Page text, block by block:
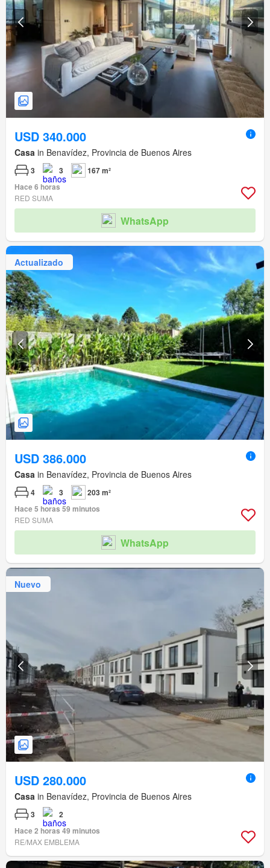
USD 340.000
Casa in Benavídez, Provincia de Buenos Aires
3 3
167 m²
Hace 6 horas
RED SUMA
WhatsApp
Actualizado
USD 386.000
Casa in Benavídez, Provincia de Buenos Aires
4 3
203 m²
Hace 5 horas 59 minutos
RED SUMA
WhatsApp
Nuevo
USD 280.000
Casa in Benavídez, Provincia de Buenos Aires
3
2
Hace 2 horas 49 minutos
RE/MAX EMBLEMA